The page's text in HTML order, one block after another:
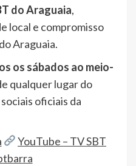
do Araguaia,
local e compromisso
Araguaia.
os sábados ao meio-
qualquer lugar do
oficiais da
YouTube – TV SBT